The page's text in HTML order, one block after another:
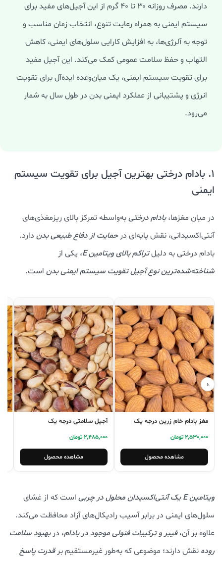
دارند. مصرف روزانه ۳۰ تا ۴۰ گرم از این آجیل‌های مفید برای
سیستم ایمنی به همراه رعایت تنوع، انتخاب زمان مناسب و
توجه به آلرژی‌ها، به افزایش کارایی سلول‌های ایمنی، کاهش
التهاب و حفظ سلامت عمومی کمک می‌کند. این آجیل مفید
برای تقویت سیستم ایمنی، یک میان‌وعده ایده‌آل برای تقویت
انرژی و پشتیبانی از عملکرد ایمنی بدن در طول سال به شمار
می‌رود.
1. بادام درختی بهترین آجیل برای تقویت سیستم
ایمنی
در میان مغزها،بادام درختیبه‌واسطه تمرکز بالای ریزمغذی‌های
آنتی‌اکسیدانی، نقش پایه‌ای درحمایت از دفاع طبیعی بدن دارد.
بادام درختی به دلیلتراکم بالای ویتامین E ، یکی از
شناخته‌شده‌ترین نوع آجیل تقویت سیستم ایمنی بدن است.
مغز بادام خام زرین درجه یک
2,530,000 تومان
مشاهده محصول
آجیل سلامتی درجه یک
2,485,000 تومان
مشاهده محصول
‹›
ویتامین E یک آنتی‌اکسیدان محلول در چربی
است که از غشای
سلول‌های ایمنی در برابر آسیب رادیکال‌های آزاد محافظت می‌کند.
علاوه بر آن،فیبر و ترکیبات فنولی موجود در بادام، دربهبود سلامت
روده نقش دارند؛ موضوعی که به‌طور غیرمستقیم برقدرت پاسخ